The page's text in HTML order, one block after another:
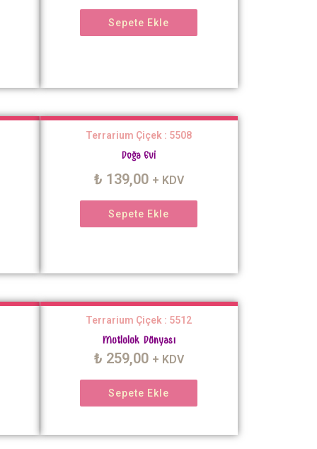
Sepete Ekle
Terrarium Çiçek : 5508
Doğa Evi
₺ 139,00 + KDV
Sepete Ekle
Terrarium Çiçek : 5512
Mutluluk Dünyası
₺ 259,00 + KDV
Sepete Ekle